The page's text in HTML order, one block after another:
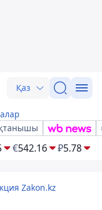
Қаз
€542.16 ₽5.78
Zakon.kz